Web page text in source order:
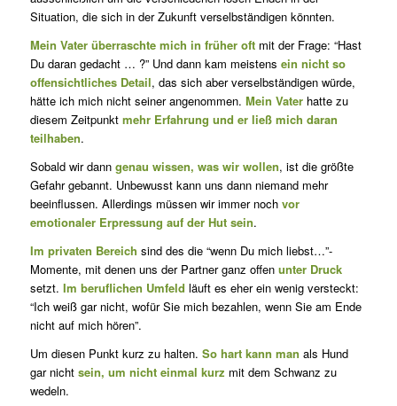
Situation, die sich in der Zukunft verselbständigen könnten.
Mein Vater überraschte mich in früher oftmit der Frage: “Hast
Du daran gedacht … ?” Und dann kam meistens ein nicht so
offensichtliches Detail, das sich aber verselbständigen würde,
hätte ich mich nicht seiner angenommen. Mein Vaterhatte zu
diesem Zeitpunkt mehr Erfahrung und er ließ mich daran
teilhaben.
Sobald wir dann genau wissen, was wir wollen, ist die größte
Gefahr gebannt. Unbewusst kann uns dann niemand mehr
beeinflussen. Allerdings müssen wir immer noch vor
emotionaler Erpressung auf der Hut sein.
Im privaten Bereich sind des die “wenn Du mich liebst…”-
Momente, mit denen uns der Partner ganz offen unter Druck
setzt. Im beruflichen Umfeld läuft es eher ein wenig versteckt:
“Ich weiß gar nicht, wofür Sie mich bezahlen, wenn Sie am Ende
nicht auf mich hören”.
Um diesen Punkt kurz zu halten. So hart kann man als Hund
gar nicht sein, um nicht einmal kurz mit dem Schwanz zu
wedeln.